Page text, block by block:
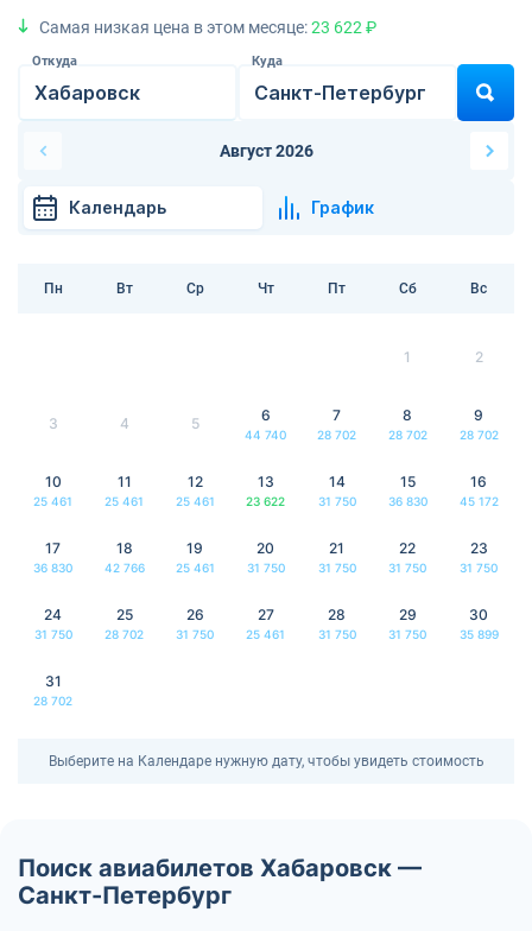
Самая низкая цена в этом месяце:23 622 ₽
Откуда Куда
Август 2026
Календарь График
Пн Вт Ср Чт Пт Сб Вс
1 2
3 4 5 6
44 740
7
28 702
8
28 702
9
28 702
10
25 461
11
25 461
12
25 461
13
23 622
14
31 750
15
36 830
16
45 172
17
36 830
18
42 766
19
25 461
20
31 750
21
31 750
22
31 750
23
31 750
24
31 750
25
28 702
26
31 750
27
25 461
28
31 750
29
31 750
30
35 899
31
28 702
Выберите на Календаре нужную дату, чтобы увидеть стоимость
Поиск авиабилетов Хабаровск —
Санкт-Петербург